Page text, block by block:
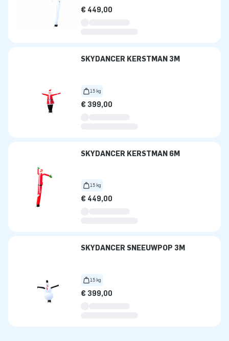
€ 449,00
SKYDANCER KERSTMAN 3M
15 kg
€ 399,00
SKYDANCER KERSTMAN 6M
15 kg
€ 449,00
SKYDANCER SNEEUWPOP 3M
15 kg
€ 399,00